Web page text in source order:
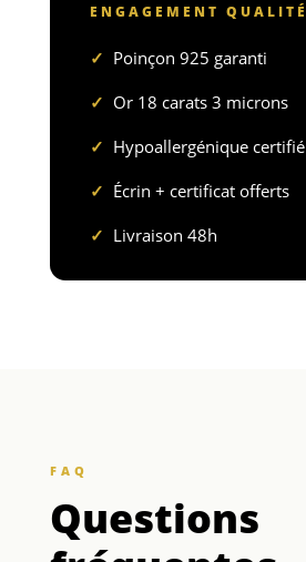
ENGAGEMENT QUALITÉ
✓ Poinçon 925 garanti
✓ Or 18 carats 3 microns
✓ Hypoallergénique certifié
✓ Écrin + certificat offerts
✓ Livraison 48h
FAQ
Questions